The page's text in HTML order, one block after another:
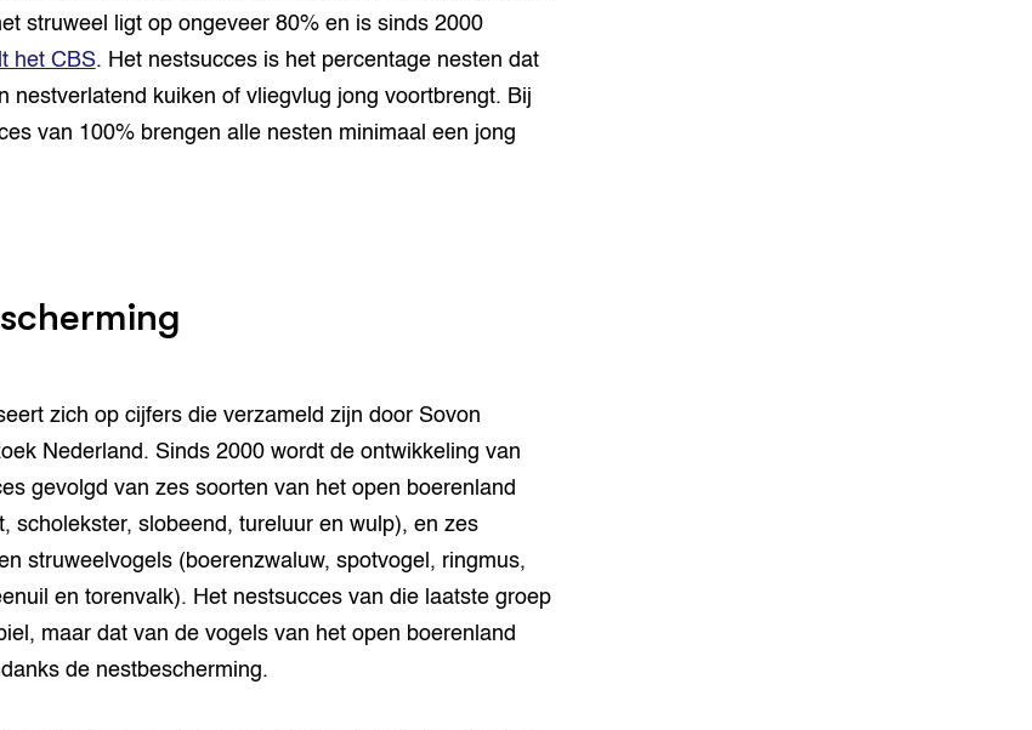
struweel ligt op ongeveer 80% en is sinds 2000
het CBS. Het nestsucces is het percentage nesten dat
nestverlatend kuiken of vliegvlug jong voortbrengt. Bij
van 100% brengen alle nesten minimaal een jong
zich op cijfers die verzameld zijn door Sovon
Nederland. Sinds 2000 wordt de ontwikkeling van
gevolgd van zes soorten van het open boerenland
scholekster, slobeend, tureluur en wulp), en zes
struweelvogels (boerenzwaluw, spotvogel, ringmus,
en torenvalk). Het nestsucces van die laatste groep
maar dat van de vogels van het open boerenland
de nestbescherming.